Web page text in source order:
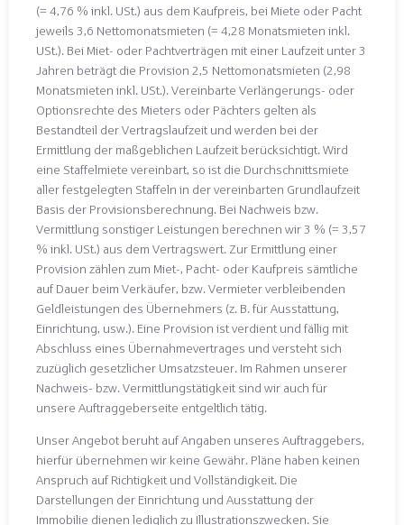
(= 4,76 % inkl. USt.) aus dem Kaufpreis, bei Miete oder Pacht
jeweils 3,6 Nettomonatsmieten (= 4,28 Monatsmieten inkl.
USt.). Bei Miet- oder Pachtverträgen mit einer Laufzeit unter 3
Jahren beträgt die Provision 2,5 Nettomonatsmieten (2,98
Monatsmieten inkl. USt.). Vereinbarte Verlängerungs- oder
Optionsrechte des Mieters oder Pächters gelten als
Bestandteil der Vertragslaufzeit und werden bei der
Ermittlung der maßgeblichen Laufzeit berücksichtigt. Wird
eine Staffelmiete vereinbart, so ist die Durchschnittsmiete
aller festgelegten Staffeln in der vereinbarten Grundlaufzeit
Basis der Provisionsberechnung. Bei Nachweis bzw.
Vermittlung sonstiger Leistungen berechnen wir 3 % (= 3,57
% inkl. USt.) aus dem Vertragswert. Zur Ermittlung einer
Provision zählen zum Miet-, Pacht- oder Kaufpreis sämtliche
auf Dauer beim Verkäufer, bzw. Vermieter verbleibenden
Geldleistungen des Übernehmers (z. B. für Ausstattung,
Einrichtung, usw.). Eine Provision ist verdient und fällig mit
Abschluss eines Übernahmevertrages und versteht sich
zuzüglich gesetzlicher Umsatzsteuer. Im Rahmen unserer
Nachweis- bzw. Vermittlungstätigkeit sind wir auch für
unsere Auftraggeberseite entgeltlich tätig.
Unser Angebot beruht auf Angaben unseres Auftraggebers,
hierfür übernehmen wir keine Gewähr. Pläne haben keinen
Anspruch auf Richtigkeit und Vollständigkeit. Die
Darstellungen der Einrichtung und Ausstattung der
Immobilie dienen lediglich zu Illustrationszwecken. Sie